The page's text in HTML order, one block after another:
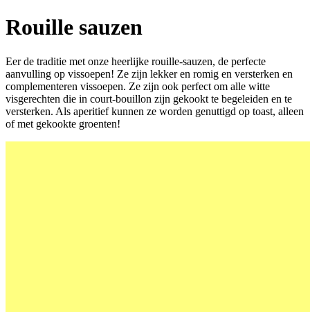
Rouille sauzen
Eer de traditie met onze heerlijke rouille-sauzen, de perfecte
aanvulling op vissoepen! Ze zijn lekker en romig en versterken en
complementeren vissoepen. Ze zijn ook perfect om alle witte
visgerechten die in court-bouillon zijn gekookt te begeleiden en te
versterken. Als aperitief kunnen ze worden genuttigd op toast, alleen
of met gekookte groenten!